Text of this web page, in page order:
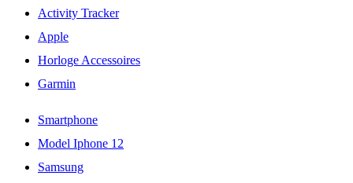
Activity Tracker
Apple
Horloge Accessoires
Garmin
Smartphone
Model Iphone 12
Samsung